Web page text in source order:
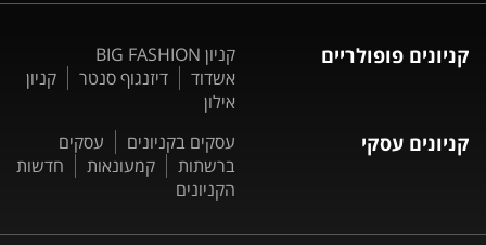
קניונים פופולריים
קניון BIG FASHION
אשדוד
דיזנגוף סנטר
קניון
אילון
קניונים עסקי עסקים בקניונים
עסקים
ברשתות
קמעונאות
חדשות
הקניונים